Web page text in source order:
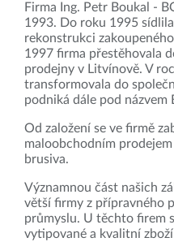
Firma Ing. Petr Boukal -
1993. Do roku 1995
rekonstrukci
1997 firma přestěhovala
prodejny v Litvínově. V
transformovala do
podniká dále pod názvem
Od založení se ve firmě
maloobchodním
brusiva.
Významnou část našich
větší firmy z přípravného
průmyslu. U těchto firem
vytipované a kvalitní